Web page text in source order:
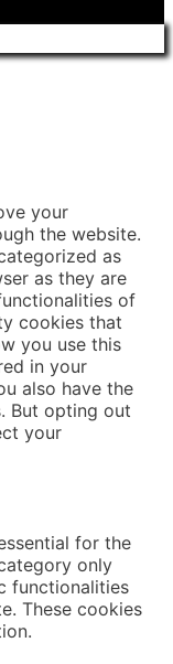
your
the website.
as
as they are
of
cookies that
you use this
in your
also have the
But opting out
your
for the
only
functionalities
These cookies